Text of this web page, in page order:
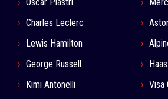
Charles Leclerc
Lewis Hamilton
George Russell
Kimi Antonelli
Visa